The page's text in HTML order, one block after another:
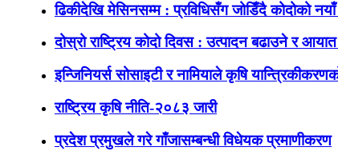
ढिकीदेखि मेसिनसम्म : प्रविधिसँग जोडिँदै कोदोको नयाँ
दोस्रो राष्ट्रिय कोदो दिवस : उत्पादन बढाउने र
इन्जिनियर्स सोसाइटी र नामियाले कृषि
राष्ट्रिय कृषि नीति-२०८३ जारी
प्रदेश प्रमुखले गरे गाँजासम्बन्धी विधेयक प्रमाणीकरण